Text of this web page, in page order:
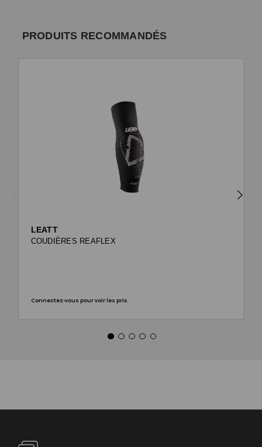
PRODUITS RECOMMANDÉS
LEATT
COUDIÈRES REAFLEX
Connectez-vous pour voir les prix.